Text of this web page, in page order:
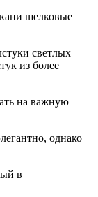
шелковые
светлых
из более
на важную
однако
в